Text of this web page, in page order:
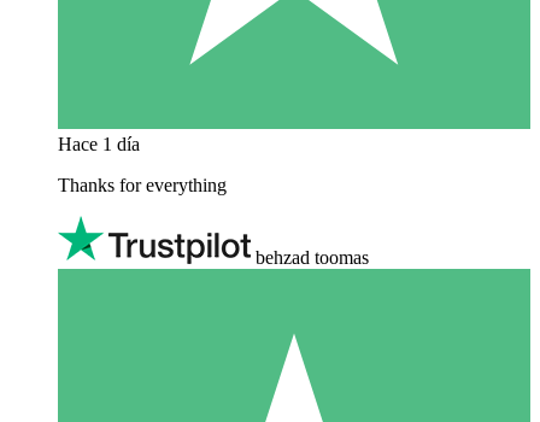
Hace 1 día
Thanks for everything
behzad toomas